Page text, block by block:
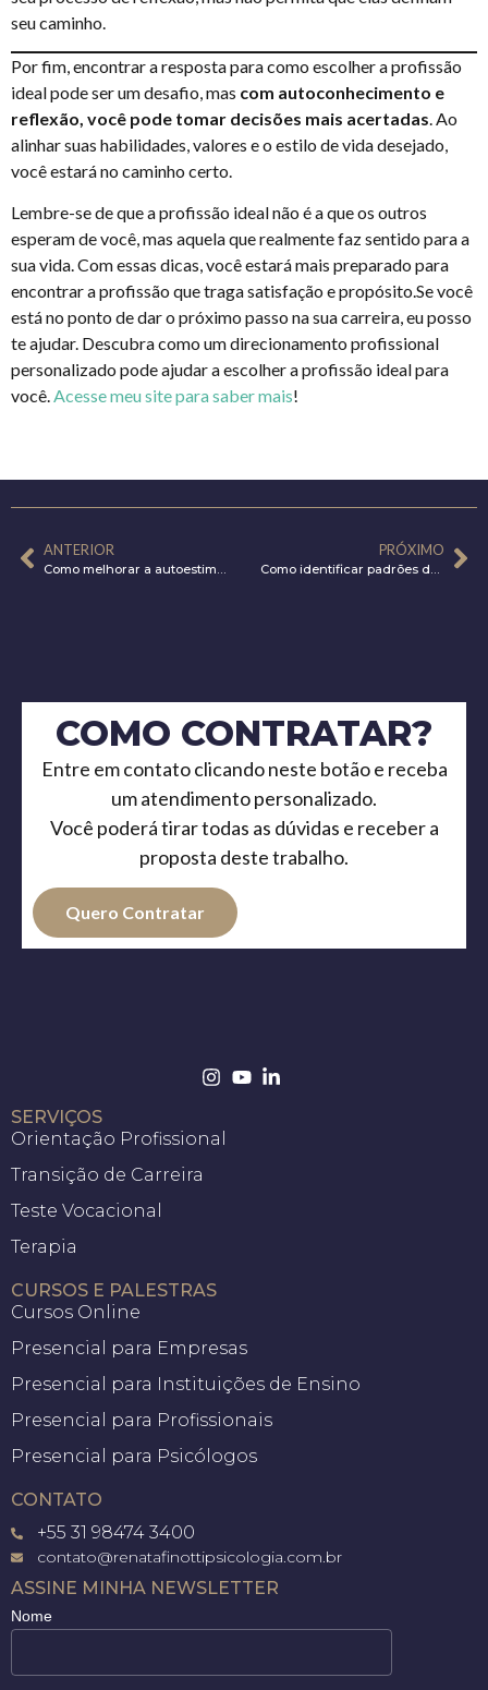
seu caminho.
Por fim, encontrar a resposta para como escolher a profissão
ideal pode ser um desafio, mas com autoconhecimento e
reflexão, você pode tomar decisões mais acertadas. Ao
alinhar suas habilidades, valores e o estilo de vida desejado,
você estará no caminho certo.
Lembre-se de que a profissão ideal não é a que os outros
esperam de você, mas aquela que realmente faz sentido para a
sua vida. Com essas dicas, você estará mais preparado para
encontrar a profissão que traga satisfação e propósito.Se você
está no ponto de dar o próximo passo na sua carreira, eu posso
te ajudar. Descubra como um direcionamento profissional
personalizado pode ajudar a escolher a profissão ideal para
você.Acesse meu site para saber mais!
ANTERIOR PRÓXIMO
COMO CONTRATAR?
Entre em contato clicando neste botão e receba
um atendimento personalizado.
Você poderá tirar todas as dúvidas e receber a
proposta deste trabalho.
Quero Contratar
SERVIÇOS
Orientação Profissional
Transição de Carreira
Teste Vocacional
Terapia
CURSOS E PALESTRAS
Cursos Online
Presencial para Empresas
Presencial para Instituições de Ensino
Presencial para Profissionais
Presencial para Psicólogos
CONTATO
+55 31 98474 3400
contato@renatafinottipsicologia.com.br
ASSINE MINHA NEWSLETTER
Nome